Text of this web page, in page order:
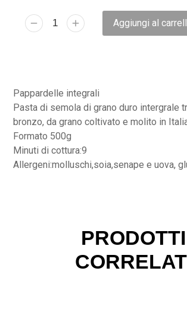
Aggiungi al
Pappardelle integrali
Pasta di semola di grano duro intergrale
bronzo, da grano coltivato e molito in
Formato 500g
Minuti di cottura:9
Allergeni:molluschi,soia,senape e uova,
PRODOTTI